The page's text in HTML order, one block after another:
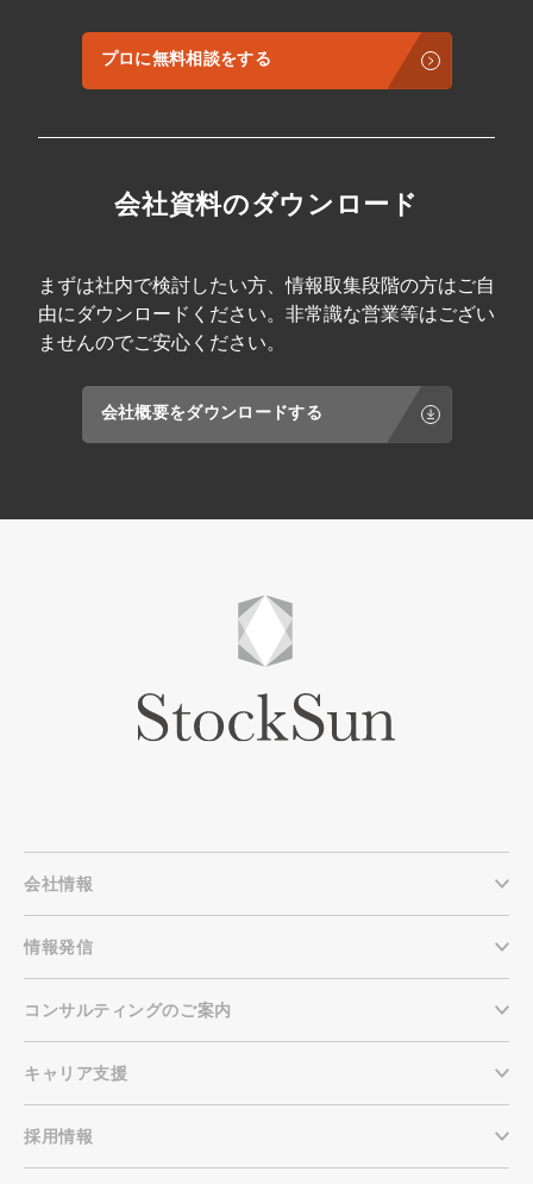
プロに無料相談をする
会社資料のダウンロード
まずは社内で検討したい方、情報取集段階の方はご自
由にダウンロードください。非常識な営業等はござい
ませんのでご安心ください。
会社概要をダウンロードする
会社情報
情報発信
コンサルティングのご案内
キャリア支援
採用情報